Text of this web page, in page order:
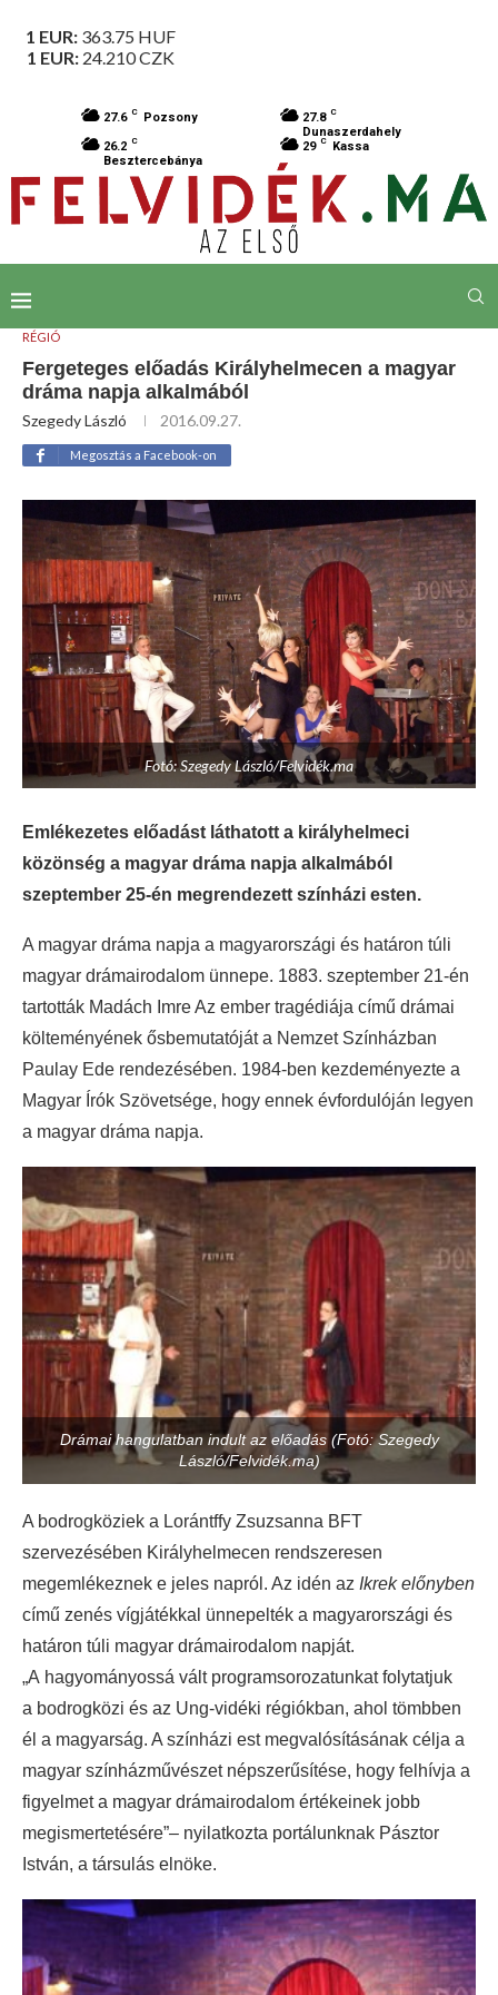
1 EUR: 363.75 HUF
1 EUR: 24.210CZK
27.6 C Pozsony 27.8 C
Dunaszerdahely
26.2 C
Besztercebánya
29 C Kassa
RÉGIÓ
Fergeteges előadás Királyhelmecen a magyar
dráma napja alkalmából
Szegedy László 2016.09.27.
Megosztás a Facebook-on
Fotó: Szegedy László/Felvidék.ma
Emlékezetes előadást láthatott a királyhelmeci
közönség a magyar dráma napja alkalmából
szeptember 25-én megrendezett színházi esten.
A magyar dráma napja a magyarországi és határon túli
magyar drámairodalom ünnepe. 1883. szeptember 21-én
tartották Madách Imre Az ember tragédiája című drámai
költeményének ősbemutatóját a Nemzet Színházban
Paulay Ede rendezésében. 1984-ben kezdeményezte a
Magyar Írók Szövetsége, hogy ennek évfordulóján legyen
a magyar dráma napja.
Drámai hangulatban indult az előadás (Fotó: Szegedy
László/Felvidék.ma)
A bodrogköziek a Lorántffy Zsuzsanna BFT
szervezésében Királyhelmecen rendszeresen
megemlékeznek e jeles napról. Az idén az Ikrek előnyben
című zenés vígjátékkal ünnepelték a magyarországi és
határon túli magyar drámairodalom napját.
„A hagyományossá vált programsorozatunkat folytatjuk
a bodrogközi és az Ung-vidéki régiókban, ahol tömbben
él a magyarság. A színházi est megvalósításának célja a
magyar színházművészet népszerűsítése, hogy felhívja a
figyelmet a magyar drámairodalom értékeinek jobb
megismertetésére”– nyilatkozta portálunknak Pásztor
István, a társulás elnöke.